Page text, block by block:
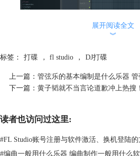
图一：打开软件进入到
2、导入音频素材
入到FL Studio的播放列表中。你可以直接拖
使用FL Studio的导入功能来添加音频素材。
展开阅读全文
︾
标签： 打碟 ， fl studio ， DJ打碟
上一篇： 管弦乐的基本编制是什么乐器
下一篇： 黄子韬就不当言论道歉冲上热搜
读者也访问过这里:
#FL Studio账号注册与软件激活、换机登陆
#编曲一般用什么乐器 编曲制作一般用什么